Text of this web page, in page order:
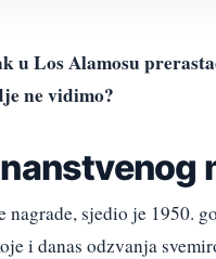
u Los Alamosu
ne vidimo?
sjedio je 1950.
i danas odzvanja